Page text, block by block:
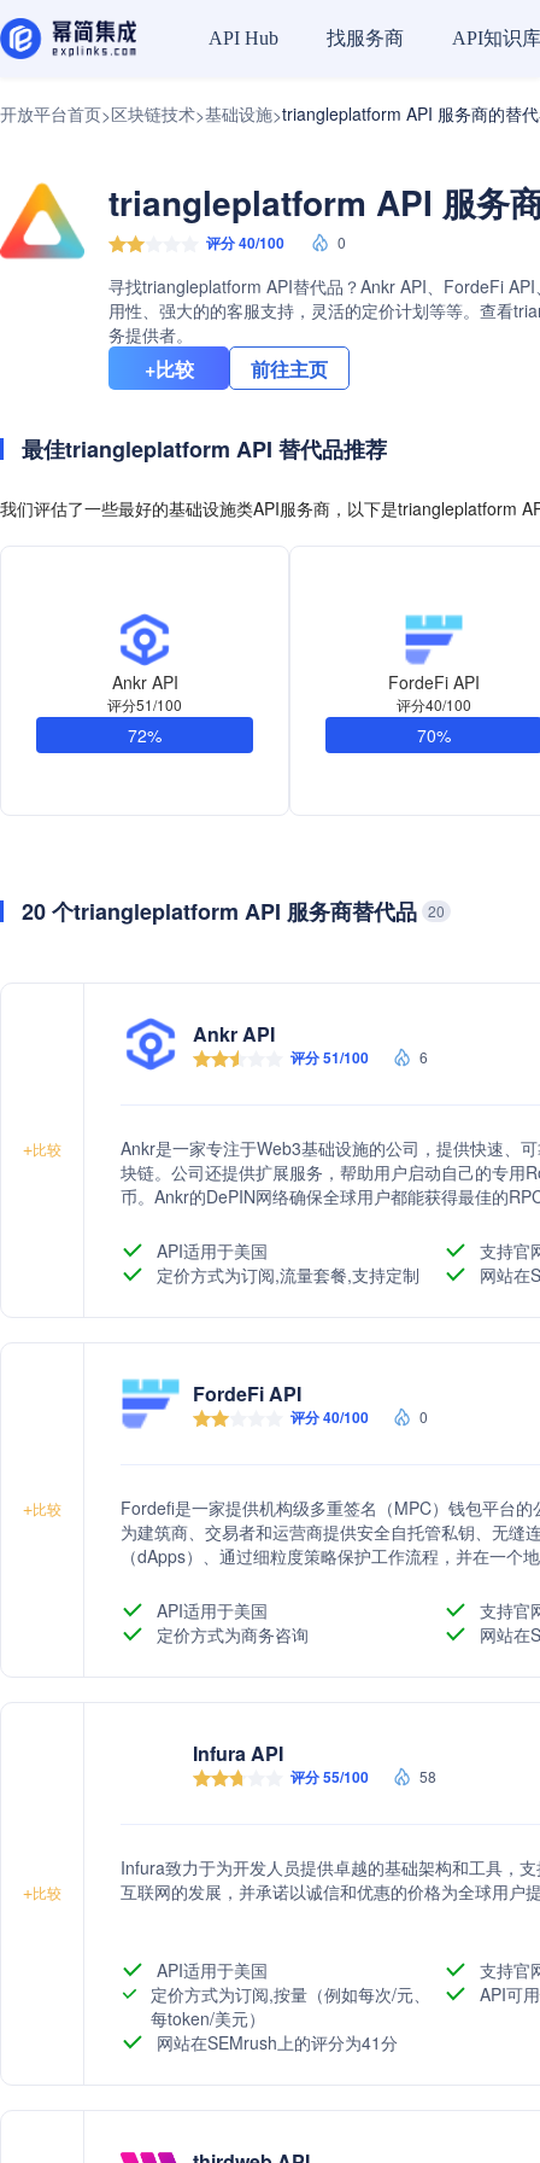
API Hub 找服务商 API知识库
开放平台首页>区块链技术>基础设施>triangleplatform API 服务商的替
triangleplatform API 服务
评分 40/100 0
寻找triangleplatform API替代品？Ankr API、FordeFi
用性、强大的的客服支持，灵活的定价计划等等。查看
务提供者。
+比较 前往主页
最佳triangleplatform API 替代品推荐
我们评估了一些最好的基础设施类API服务商，以下是triangleplatform
Ankr API
评分51/100
72%
FordeFi API
评分40/100
70%
20 个triangleplatform API 服务商替代品 20
+比较
Ankr API
评分 51/100 6
Ankr是一家专注于Web3基础设施的公司，提供快速、
块链。公司还提供扩展服务，帮助用户启动自己的专用
币。Ankr的DePIN网络确保全球用户都能获得最佳的
API适用于美国
支持官
定价方式为订阅,流量套餐,支持定制
网站在
+比较
FordeFi API
评分 40/100 0
Fordefi是一家提供机构级多重签名（MPC）钱包平台
为建筑商、交易者和运营商提供安全自托管私钥、无缝
（dApps）、通过细粒度策略保护工作流程，并在一
数字资产并扩展其策略。
API适用于美国
支持官
定价方式为商务咨询
网站在
+比较
Infura API
评分 55/100 58
Infura致力于为开发人员提供卓越的基础架构和工具，
互联网的发展，并承诺以诚信和优惠的价格为全球用户
API适用于美国
支持官
定价方式为订阅,按量（例如每次/元、
每token/美元）
API可
网站在SEMrush上的评分为41分